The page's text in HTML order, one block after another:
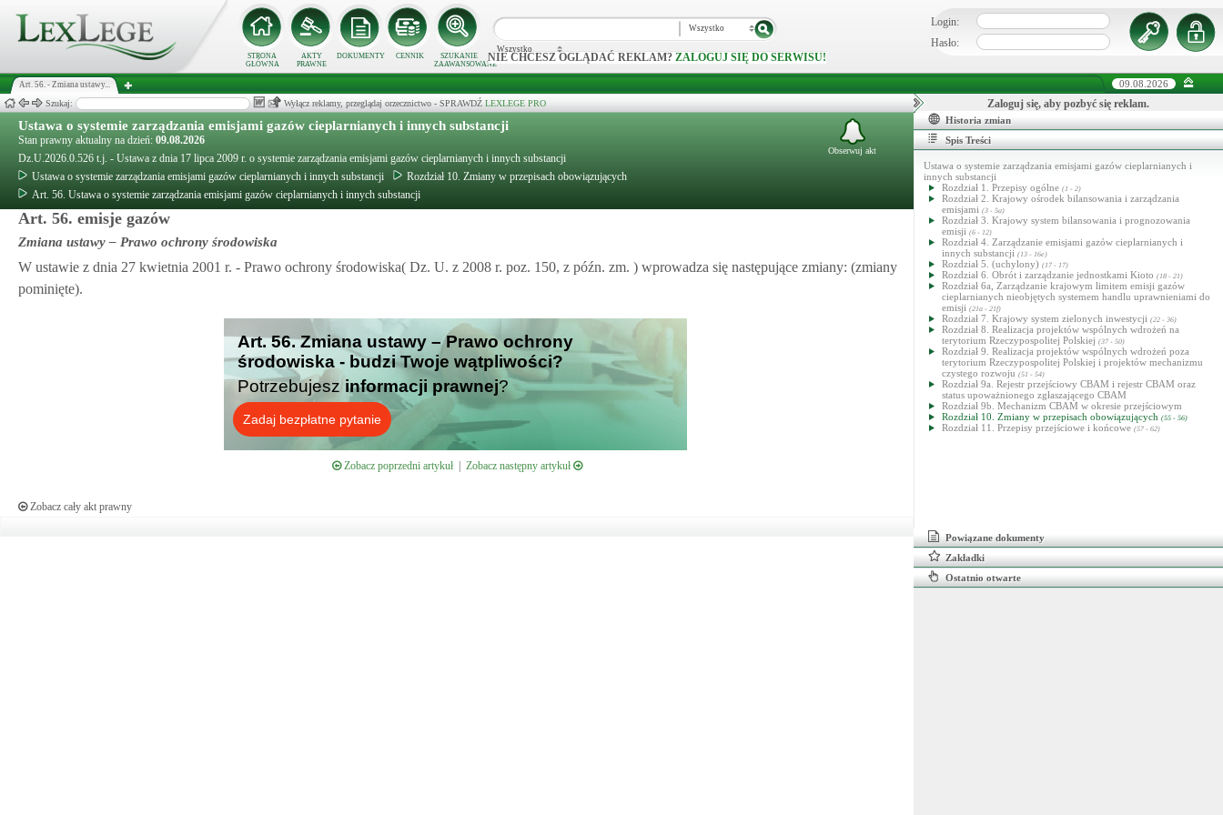
STRONA
GŁÓWNA
AKTY
PRAWNE
DOKUMENTY CENNIK
SZUKANIE
ZAAWANSOWANE
Wszystko
Wszystko
NIE CHCESZ OGLĄDAĆ REKLAM? ZALOGUJ SIĘ DO SERWISU!
Login:
Hasło:
Art. 56. - Zmiana ustawy... 09.08.2026
Szukaj: Wyłącz reklamy, przeglądaj orzecznictwo - SPRAWDŹ LEXLEGE PRO
Ustawa o systemie zarządzania emisjami gazów cieplarnianych i innych substancji
Stan prawny aktualny na dzień: 09.08.2026
Dz.U.2026.0.526 t.j. - Ustawa z dnia 17 lipca 2009 r. o systemie zarządzania emisjami gazów cieplarnianych i innych substancji
Ustawa o systemie zarządzania emisjami gazów cieplarnianych i innych substancji
Rozdział 10. Zmiany w przepisach obowiązujących
Art. 56. Ustawa o systemie zarządzania emisjami gazów cieplarnianych i innych substancji
Obserwuj akt
Art. 56. emisje gazów
Zmiana ustawy – Prawo ochrony środowiska
W ustawie z dnia 27 kwietnia 2001 r. - Prawo ochrony środowiska( Dz. U. z 2008 r. poz. 150, z późn. zm. ) wprowadza się następujące zmiany: (zmiany
pominięte).
Art. 56. Zmiana ustawy – Prawo ochrony
środowiska - budzi Twoje wątpliwości?
Potrzebujesz informacji prawnej?
Zadaj bezpłatne pytanie
Zobacz poprzedni artykuł| Zobacz następny artykuł
Zobacz cały akt prawny
Zaloguj się, aby pozbyć się reklam.
Historia zmian
Spis Treści
Ustawa o systemie zarządzania emisjami gazów cieplarnianych i
innych substancji
Rozdział 1. Przepisy ogólne (1 - 2)
Rozdział 2. Krajowy ośrodek bilansowania i zarządzania
emisjami (3 - 5a)
Rozdział 3. Krajowy system bilansowania i prognozowania
emisji (6 - 12)
Rozdział 4. Zarządzanie emisjami gazów cieplarnianych i
innych substancji (13 - 16e)
Rozdział 5. (uchylony) (17 - 17)
Rozdział 6. Obrót i zarządzanie jednostkami Kioto (18 - 21)
Rozdział 6a, Zarządzanie krajowym limitem emisji gazów
cieplarnianych nieobjętych systemem handlu uprawnieniami do
emisji (21a - 21f)
Rozdział 7. Krajowy system zielonych inwestycji (22 - 36)
Rozdział 8. Realizacja projektów wspólnych wdrożeń na
terytorium Rzeczypospolitej Polskiej (37 - 50)
Rozdział 9. Realizacja projektów wspólnych wdrożeń poza
terytorium Rzeczypospolitej Polskiej i projektów mechanizmu
czystego rozwoju (51 - 54)
Rozdział 9a. Rejestr przejściowy CBAM i rejestr CBAM oraz
status upoważnionego zgłaszającego CBAM
Rozdział 9b. Mechanizm CBAM w okresie przejściowym
Rozdział 10. Zmiany w przepisach obowiązujących (55 - 56)
Rozdział 11. Przepisy przejściowe i końcowe (57 - 62)
Powiązane dokumenty
Zakładki
Ostatnio otwarte